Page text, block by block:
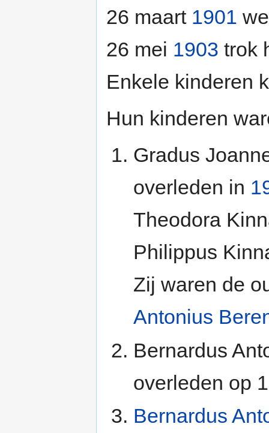
26 maart 1901
26 mei 1903 trok
Enkele kinderen
Hun kinderen
Gradus
overleden in
Theodora
Philippus
Zij waren de
Antonius
Bernardus
overleden op
Bernardus